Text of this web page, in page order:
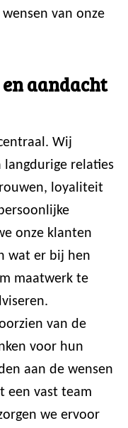
van onze
aandacht
Wij
relaties
loyaliteit
onze klanten
wat er bij hen
maatwerk te
van de
voor hun
aan de wensen
een vast team
we ervoor